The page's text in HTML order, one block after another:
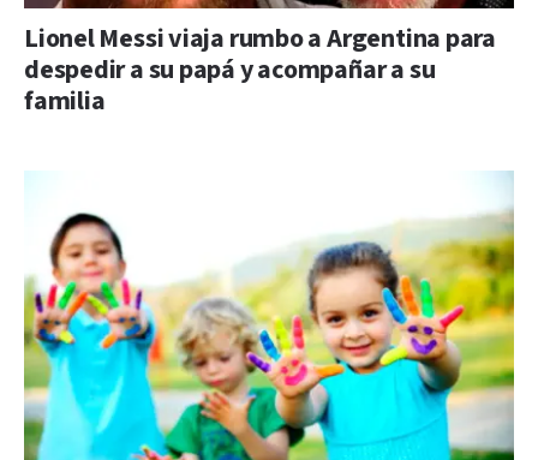
Lionel Messi viaja rumbo a Argentina para
despedir a su papá y acompañar a su
familia